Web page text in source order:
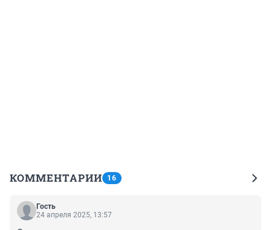
КОММЕНТАРИИ 16
Гость
24 апреля 2025, 13:57